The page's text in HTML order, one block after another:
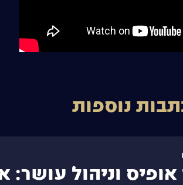
נוספות
אופיס וניהול עושר: